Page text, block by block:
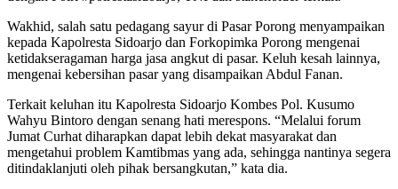
Wakhid, salah satu pedagang sayur di Pasar Porong menyampaikan
kepada Kapolresta Sidoarjo dan Forkopimka Porong mengenai
ketidakseragaman harga jasa angkut di pasar. Keluh kesah lainnya,
mengenai kebersihan pasar yang disampaikan Abdul Fanan.
Terkait keluhan itu Kapolresta Sidoarjo Kombes Pol. Kusumo
Wahyu Bintoro dengan senang hati merespons. “Melalui forum
Jumat Curhat diharapkan dapat lebih dekat masyarakat dan
mengetahui problem Kamtibmas yang ada, sehingga nantinya segera
ditindaklanjuti oleh pihak bersangkutan,” kata dia.